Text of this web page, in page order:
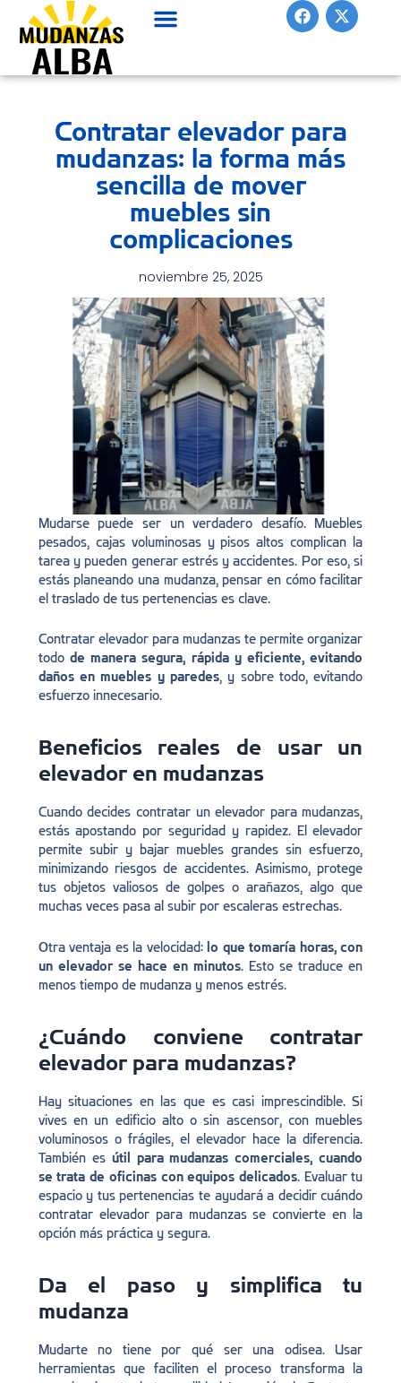
contenido
F
a
b
X
-
i
r
Contratar elevador para
mudanzas: la forma más
sencilla de mover
muebles sin
complicaciones
noviembre 25, 2025
Mudarse puede ser un verdadero desafío. Muebles
pesados, cajas voluminosas y pisos altos complican la
tarea y pueden generar estrés y accidentes. Por eso, si
estás planeando una mudanza, pensar en cómo facilitar
el traslado de tus pertenencias es clave.
Contratar elevador para mudanzas te permite organizar
todo de manera segura, rápida y eficiente, evitando
daños en muebles y paredes, y sobre todo, evitando
esfuerzo innecesario.
Beneficios reales de usar un
elevador en mudanzas
Cuando decides contratar un elevador para mudanzas,
estás apostando por seguridad y rapidez. El elevador
permite subir y bajar muebles grandes sin esfuerzo,
minimizando riesgos de accidentes. Asimismo, protege
tus objetos valiosos de golpes o arañazos, algo que
muchas veces pasa al subir por escaleras estrechas.
Otra ventaja es la velocidad:lo que tomaría horas, con
un elevador se hace en minutos. Esto se traduce en
menos tiempo de mudanza y menos estrés.
¿Cuándo conviene contratar
elevador para mudanzas?
Hay situaciones en las que es casi imprescindible. Si
vives en un edificio alto o sin ascensor, con muebles
voluminosos o frágiles, el elevador hace la diferencia.
También es útil para mudanzas comerciales, cuando
se trata de oficinas con equipos delicados. Evaluar tu
espacio y tus pertenencias te ayudará a decidir cuándo
contratar elevador para mudanzas se convierte en la
opción más práctica y segura.
Da el paso y simplifica tu
mudanza
Mudarte no tiene por qué ser una odisea. Usar
herramientas que faciliten el proceso transforma la